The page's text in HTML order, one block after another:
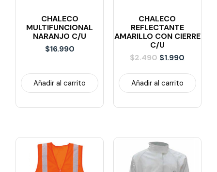
CHALECO
MULTIFUNCIONAL
NARANJO C/u
$16.990
Añadir al carrito
CHALECO
REFLECTANTE
AMARILLO CON CIERRE
C/u
$2.490 $1.990
Añadir al carrito